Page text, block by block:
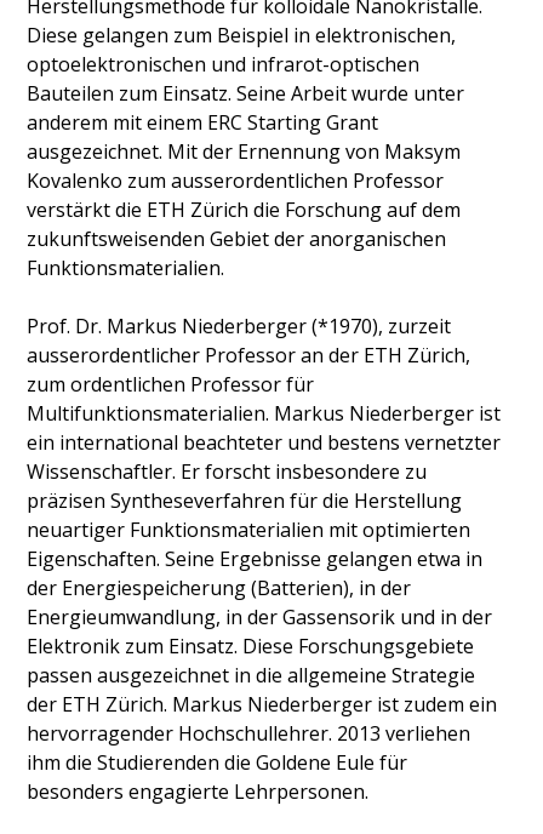
Herstellungs­methode für kolloidale Nanokristalle.
Diese gelangen zum Beispiel in elektronischen,
optoelektronischen und infrarot-optischen
Bauteilen zum Einsatz. Seine Arbeit wurde unter
anderem mit einem ERC Starting Grant
ausgezeichnet. Mit der Ernennung von Maksym
Kovalenko zum ausserordentlichen Professor
verstärkt die ETH Zürich die Forschung auf dem
zukunftsweisenden Gebiet der anorganischen
Funktionsmateria­lien.
Prof. Dr. Markus Niederberger (*1970), zurzeit
ausserordentlicher Professor an der ETH Zürich,
zum ordentlichen Professor für
Multifunktionsmaterialien. Markus Niederberger ist
ein international beachteter und bestens vernetzter
Wissenschaftler. Er forscht insbesondere zu
präzisen Syntheseverfahren für die Herstellung
neuartiger Funktionsmaterialien mit optimierten
Eigenschaften. Seine Ergebnisse gelangen etwa in
der Energiespeicherung (Batterien), in der
Energieumwandlung, in der Gas­sensorik und in der
Elektronik zum Einsatz. Diese Forschungsgebiete
passen ausgezeichnet in die allge­meine Strategie
der ETH Zürich. Markus Niederberger ist zudem ein
hervorragender Hochschullehrer. 2013 verliehen
ihm die Studierenden die Goldene Eule für
besonders engagierte Lehrpersonen.